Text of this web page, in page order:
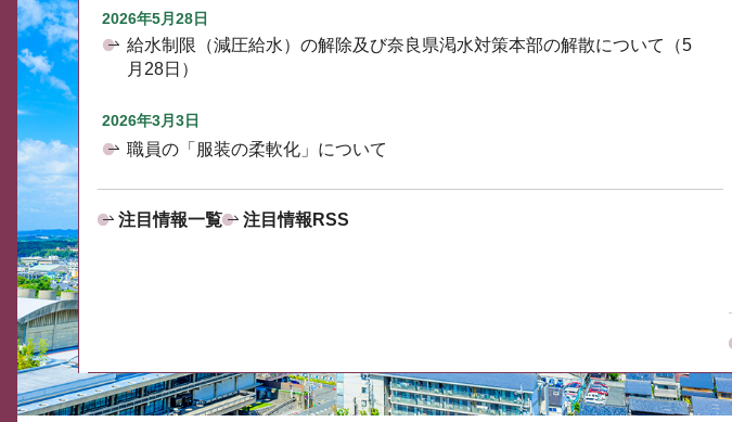
2026年5月28日
給水制限（減圧給水）の解除及び奈良県渇水対策本部の解散について（5
月28日）
2026年3月3日
職員の「服装の柔軟化」について
注目情報一覧 注目情報RSS